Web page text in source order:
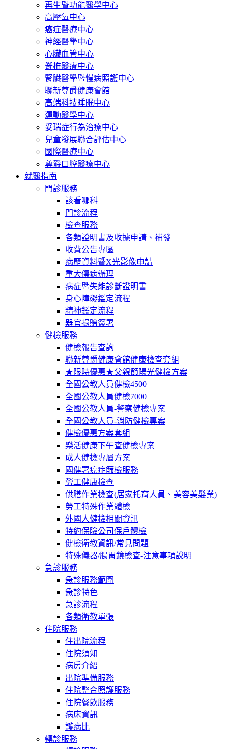
再生暨功能醫學中心
高壓氧中心
癌症醫療中心
神經醫學中心
心臟血管中心
脊椎醫療中心
腎臟醫學暨慢病照護中心
聯新尊爵健康會館
高端科技睡眠中心
運動醫學中心
妥瑞症行為治療中心
兒童發展聯合評估中心
國際醫療中心
尊爵口腔醫療中心
就醫指南
門診服務
該看哪科
門診流程
檢查服務
各類證明書及收據申請、補發
收費公告專區
病歷資料暨X光影像申請
重大傷病辦理
病症暨失能診斷證明書
身心障礙鑑定流程
精神鑑定流程
器官捐贈簽署
健檢服務
健檢報告查詢
聯新尊爵健康會館健康檢查套組
★限時優惠★父親節陽光健檢方案
全國公教人員健檢4500
全國公教人員健檢7000
全國公教人員-警察健檢專案
全國公教人員-消防健檢專案
健檢優惠方案套組
樂活健康下午查健檢專案
成人健檢專屬方案
國健署癌症篩檢服務
勞工健康檢查
供膳作業檢查(居家托育人員、美容美髮業)
勞工特殊作業體檢
外國人健檢相關資訊
特約保險公司保戶體檢
健檢衛教資訊/常見問題
特殊儀器/腸胃鏡檢查-注意事項說明
急診服務
急診服務範圍
急診特色
急診流程
各類衛教單張
住院服務
住出院流程
住院須知
病房介紹
出院準備服務
住院整合照護服務
住院餐飲服務
病床資訊
護病比
轉診服務